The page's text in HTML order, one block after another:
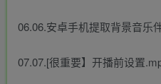
06.06.安卓手机提取背景音乐
07.07.[很重要】开播前设置